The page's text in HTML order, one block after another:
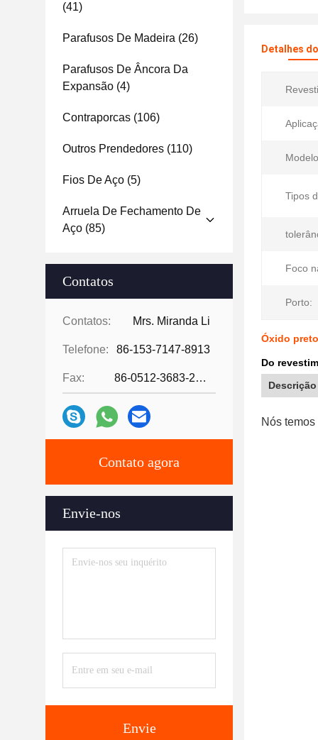
(41)
Parafusos De Madeira (26)
Parafusos De Âncora Da
Expansão (4)
Contraporcas (106)
Outros Prendedores (110)
Fios De Aço (5)
Arruela De Fechamento De
Aço (85)
Contatos
Contatos: Mrs. Miranda Li
Telefone: 86-153-7147-8913
Fax: 86-0512-3683-2631
Contato agora
Envie-nos
Envie
Detalhes
Tipos
Foco
Porto:
Óxido
Do
Nós temos